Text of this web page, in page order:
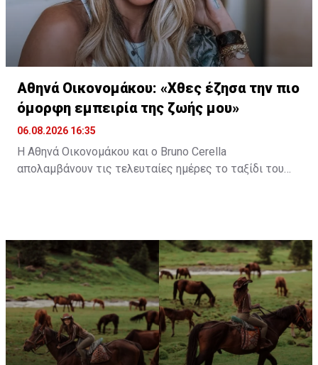
Αθηνά Οικονομάκου: «Χθες έζησα την πιο
όμορφη εμπειρία της ζωής μου»
06.08.2026 16:35
Η Αθηνά Οικονομάκου και ο Bruno Cerella
απολαμβάνουν τις τελευταίες ημέρες το ταξίδι του
εμπειρία την κολύμβηση στον ωκεανό δίπλα σε
εντυπωσιακές πτεροφάλαινες.
Διαβάστε περισσότερα στο madamefigaro.cy
Διαβάστε επίσης:Μαρίλια Πέτρου: Μιλά στη Madame
Figaro για τη μεγάλη της αγάπη, τα άλογα